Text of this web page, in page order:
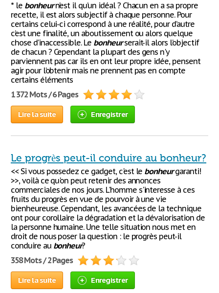
* le bonheurn’est il qu’un idéal ? Chacun en a sa propre
recette, il est alors subjectif à chaque personne. Pour
certains celui-ci correspond à une réalité, pour d’autre
c’est une finalité, un aboutissement ou alors quelque
chose d’inaccessible. Le bonheurserait-il alors l’objectif
de chacun ? Cependant la plupart des gens n'y
parviennent pas car ils en ont leur propre idée, pensent
agir pour l’obtenir mais ne prennent pas en compte
certains éléments
1 372 Mots / 6 Pages
Lire la suite Enregistrer
Le progrès peut-il conduire au bonheur?
<< Si vous possedez ce gadget, c'est le bonheurgaranti!
>>, voilà ce qu'on peut retenir des annonces
commerciales de nos jours. L'homme s'interesse à ces
fruits du progrès en vue de pourvoir à une vie
bienheureuse. Cependant, les avancées de la technique
ont pour corollaire la dégradation et la dévalorisation de
la personne humaine. Une telle situation nous met en
droit de nous poser la question : le progrès peut-il
conduire au bonheur?
358 Mots / 2 Pages
Lire la suite Enregistrer